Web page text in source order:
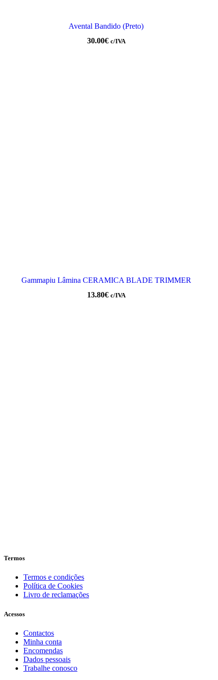
Avental Bandido (Preto)
30.00€ c/IVA
Gammapiu Lâmina CERAMICA BLADE TRIMMER
13.80€ c/IVA
Termos
Termos e condições
Política de Cookies
Livro de reclamações
Acessos
Contactos
Minha conta
Encomendas
Dados pessoais
Trabalhe conosco